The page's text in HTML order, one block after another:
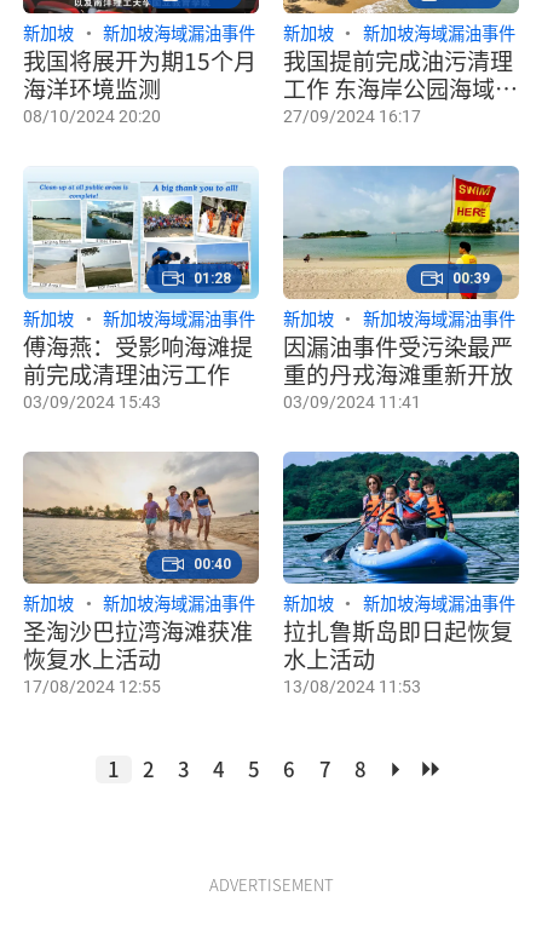
我国将展开为期15个月
海洋环境监测
新加坡 新加坡海域漏油事件
08/10/2024 20:20
我国提前完成油污清理
工作 东海岸公园海域重
新开放
新加坡 新加坡海域漏油事件
27/09/2024 16:17
傅海燕：受影响海滩提
前完成清理油污工作
新加坡 新加坡海域漏油事件
03/09/2024 15:43
01:28
因漏油事件受污染最严
重的丹戎海滩重新开放
新加坡 新加坡海域漏油事件
03/09/2024 11:41
00:39
圣淘沙巴拉湾海滩获准
恢复水上活动
新加坡 新加坡海域漏油事件
17/08/2024 12:55
00:40
拉扎鲁斯岛即日起恢复
水上活动
新加坡 新加坡海域漏油事件
13/08/2024 11:53
1 2 3 4 5 6 7 8
ADVERTISEMENT